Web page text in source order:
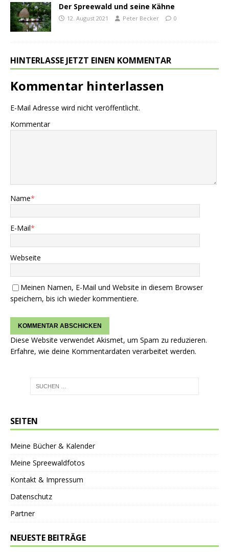
Der Spreewald und seine Kähne
12. August 2021 Peter Becker 0
HINTERLASSE JETZT EINEN KOMMENTAR
Kommentar hinterlassen
E-Mail Adresse wird nicht veröffentlicht.
Kommentar
Name*
E-Mail*
Webseite
Meinen Namen, E-Mail und Website in diesem Browser
speichern, bis ich wieder kommentiere.
Diese Website verwendet Akismet, um Spam zu reduzieren.
Erfahre, wie deine Kommentardaten verarbeitet werden.
SEITEN
Meine Bücher & Kalender
Meine Spreewaldfotos
Kontakt & Impressum
Datenschutz
Partner
NEUESTE BEITRÄGE